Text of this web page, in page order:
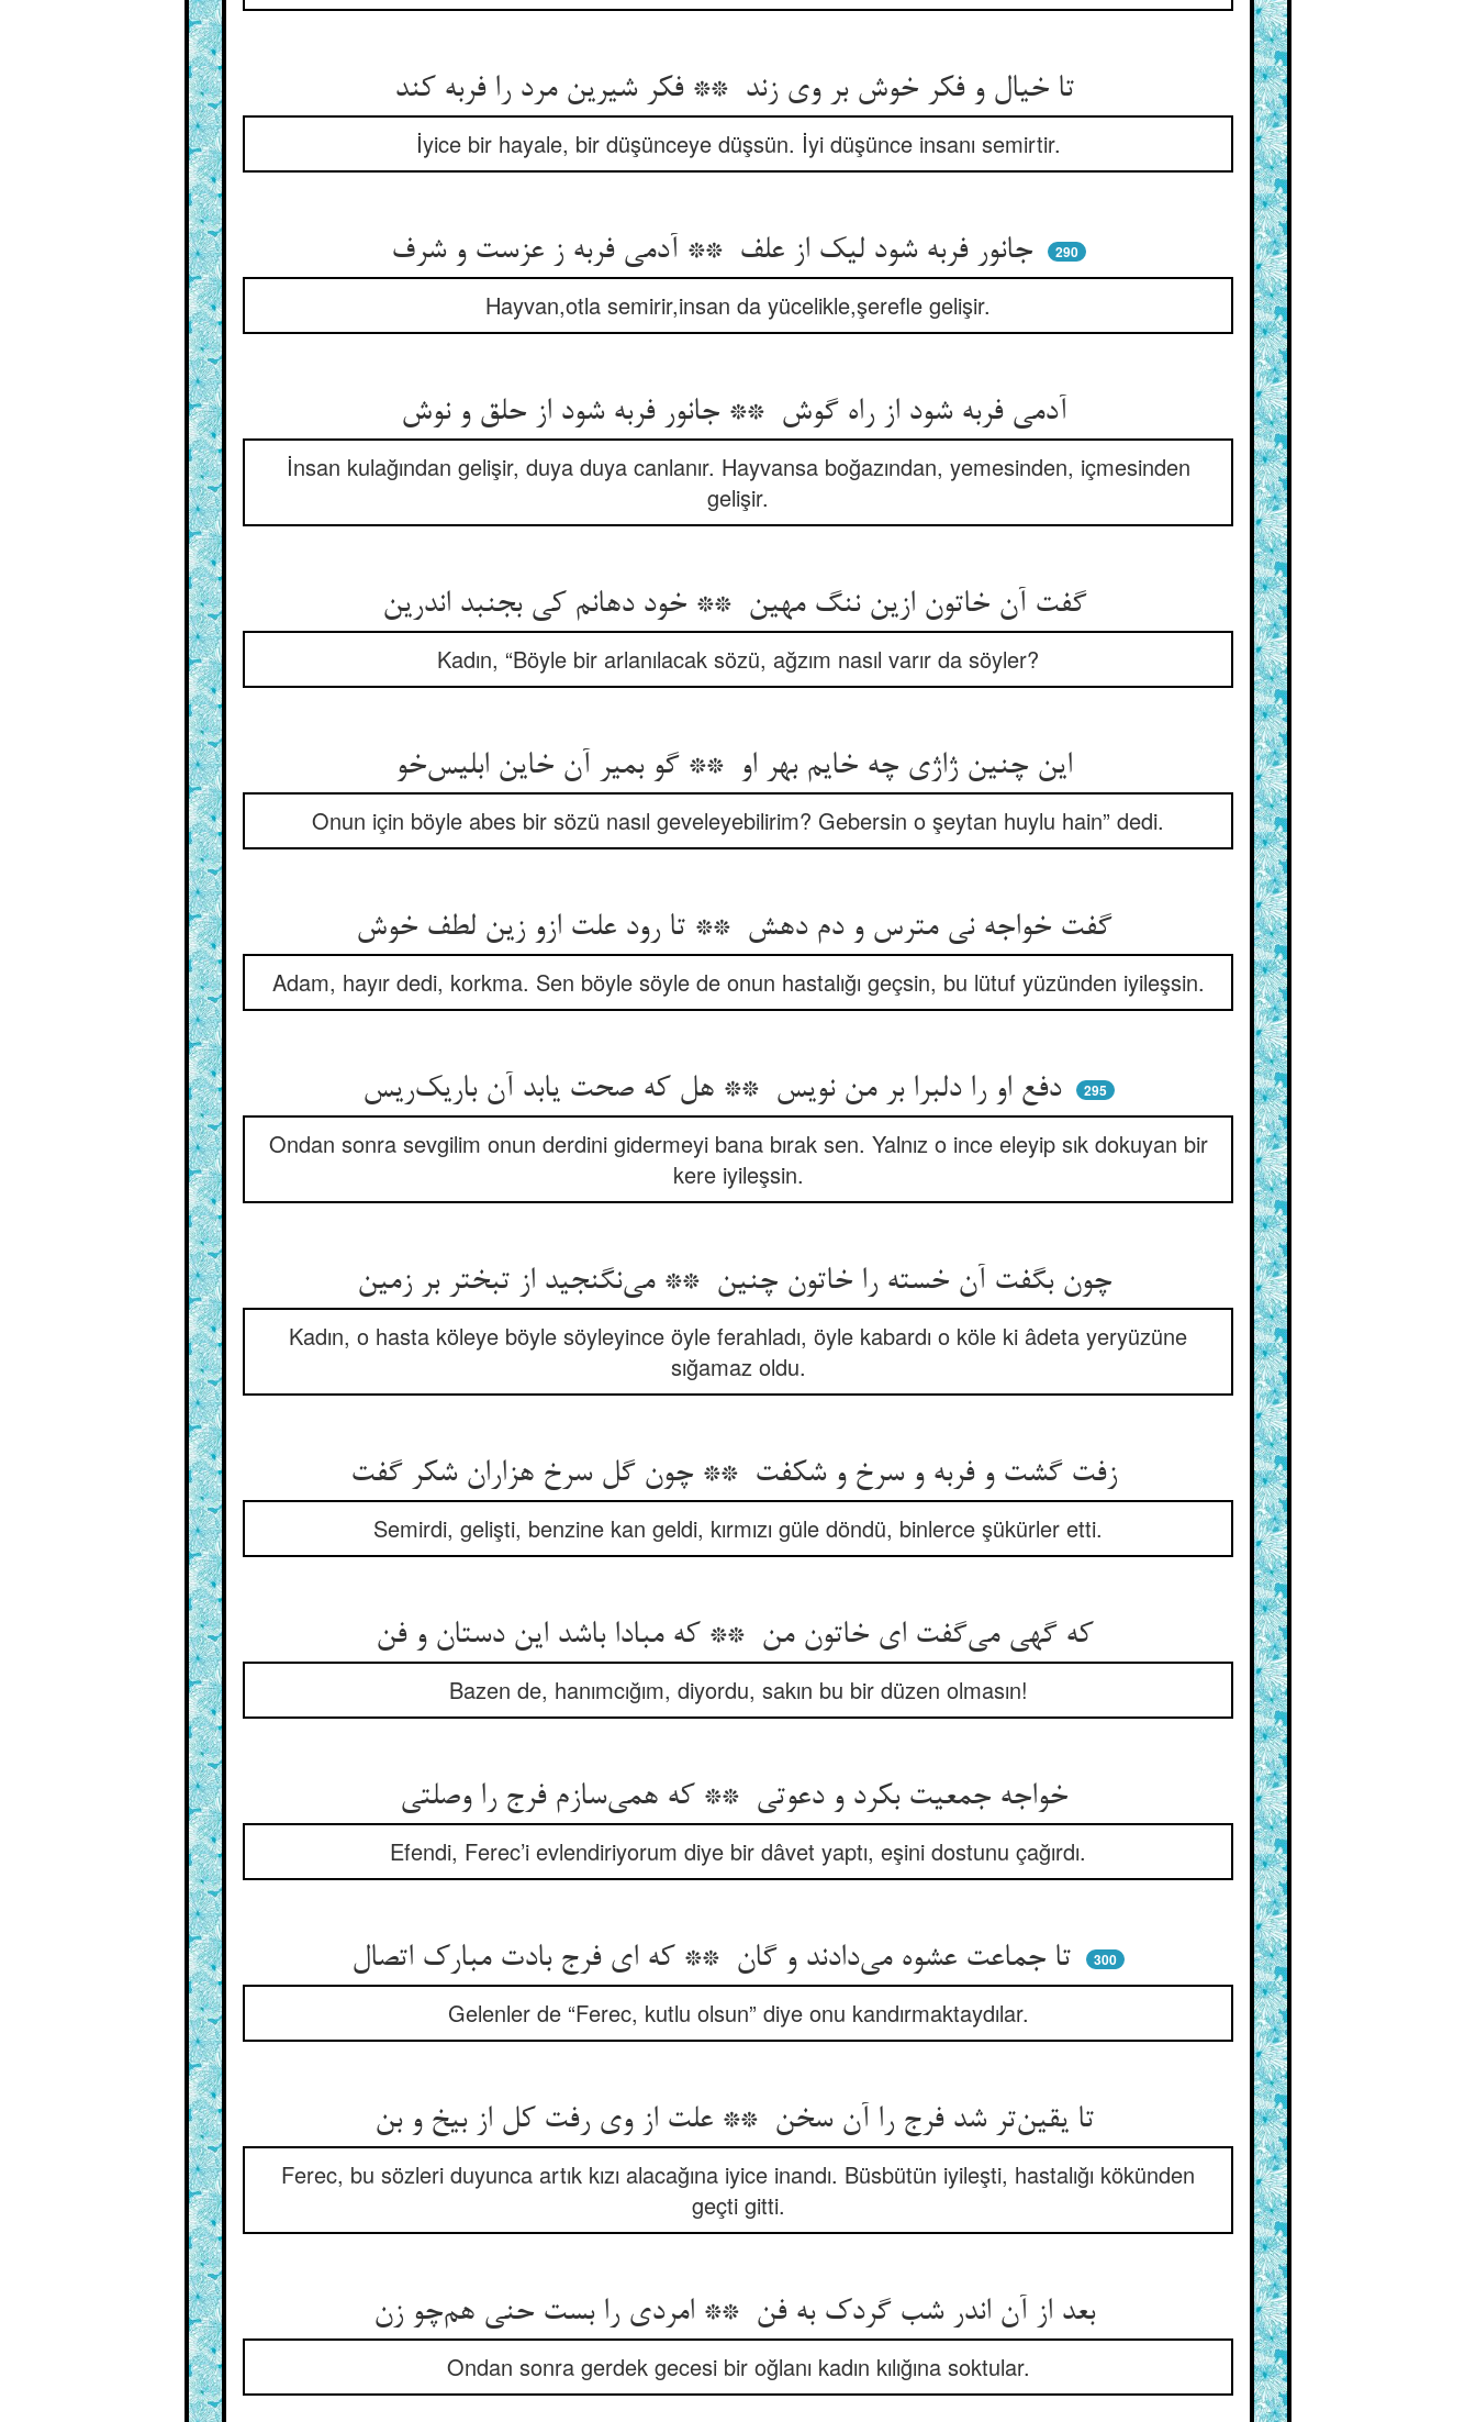
تا خیال و فکر خوش بر وی زند ** فکر شیرین مرد را فربه کند
İyice bir hayale, bir düşünceye düşsün. İyi düşünce insanı semirtir.
جانور فربه شود لیک از علف ** آدمی فربه ز عزست و شرف 290
Hayvan,otla semirir,insan da yücelikle,şerefle gelişir.
İnsan kulağından gelişir, duya duya canlanır. Hayvansa boğazından, yemesinden, içmesinden
gelişir.
گفت آن خاتون ازین ننگ مهین ** خود دهانم کی بجنبد اندرین
Kadın, “Böyle bir arlanılacak sözü, ağzım nasıl varır da söyler?
Onun için böyle abes bir sözü nasıl geveleyebilirim? Gebersin o şeytan huylu hain” dedi.
گفت خواجه نی مترس و دم دهش ** تا رود علت ازو زین لطف خوش
Adam, hayır dedi, korkma. Sen böyle söyle de onun hastalığı geçsin, bu lütuf yüzünden iyileşsin.
دفع او را دلبرا بر من نویس ** هل که صحت یابد آن باریک‌ریس 295
Ondan sonra sevgilim onun derdini gidermeyi bana bırak sen. Yalnız o ince eleyip sık dokuyan bir
kere iyileşsin.
چون بگفت آن خسته را خاتون چنین ** می‌نگنجید از تبختر بر زمین
Kadın, o hasta köleye böyle söyleyince öyle ferahladı, öyle kabardı o köle ki âdeta yeryüzüne
sığamaz oldu.
Semirdi, gelişti, benzine kan geldi, kırmızı güle döndü, binlerce şükürler etti.
که گهی می‌گفت ای خاتون من ** که مبادا باشد این دستان و فن
Bazen de, hanımcığım, diyordu, sakın bu bir düzen olmasın!
Efendi, Ferec’i evlendiriyorum diye bir dâvet yaptı, eşini dostunu çağırdı.
300
Gelenler de “Ferec, kutlu olsun” diye onu kandırmaktaydılar.
تا یقین‌تر شد فرج را آن سخن ** علت از وی رفت کل از بیخ و بن
Ferec, bu sözleri duyunca artık kızı alacağına iyice inandı. Büsbütün iyileşti, hastalığı kökünden
geçti gitti.
بعد از آن اندر شب گردک به فن ** امردی را بست حنی هم‌چو زن
Ondan sonra gerdek gecesi bir oğlanı kadın kılığına soktular.